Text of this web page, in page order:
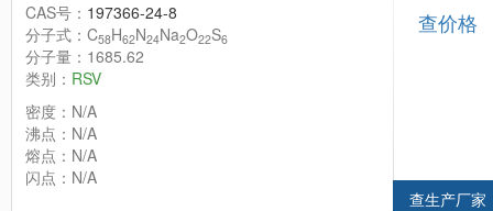
CAS号： 197366-24-8
分子式：C58H62N24Na2O22S6
分子量：1685.62
类别： RSV
密度：N/A
沸点：N/A
熔点：N/A
闪点：N/A
查价格
查生产厂家